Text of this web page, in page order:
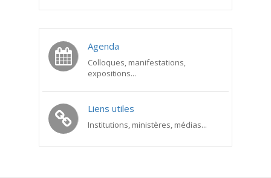
Agenda
Colloques, manifestations,
expositions...
Liens utiles
Institutions, ministères, médias...